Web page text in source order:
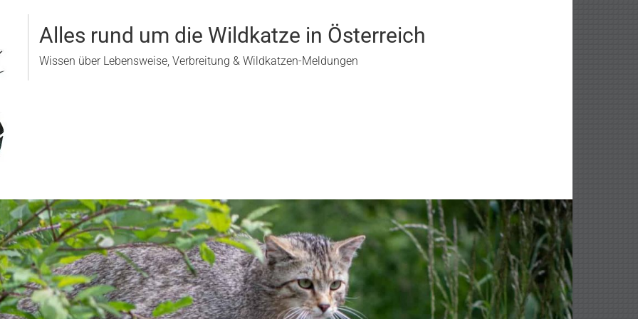
Alles rund um die Wildkatze in Österreich
Wissen über Lebensweise, Verbreitung & Wildkatzen-Meldungen